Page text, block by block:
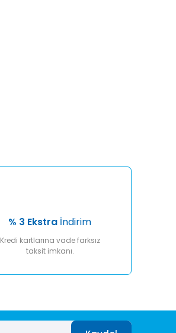
% 3 Ekstra İndirim
Kredi kartlarına vade farksız
taksit imkanı.